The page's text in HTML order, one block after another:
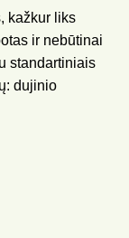
kažkur liks
ir nebūtinai
standartiniais
dujinio